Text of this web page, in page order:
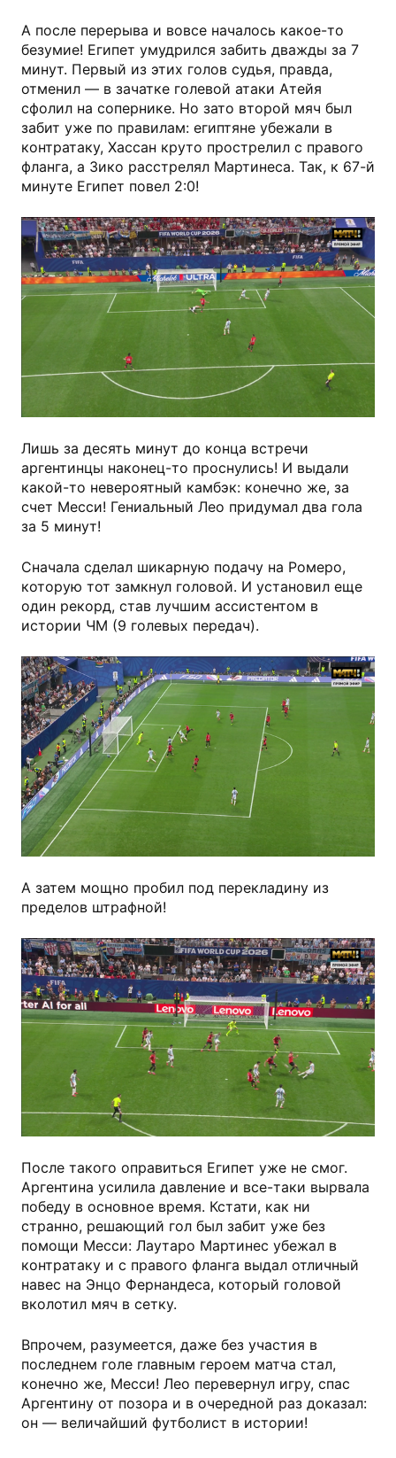
А после перерыва и вовсе началось какое-то
безумие! Египет умудрился забить дважды за 7
минут. Первый из этих голов судья, правда,
отменил — в зачатке голевой атаки Атейя
сфолил на сопернике. Но зато второй мяч был
забит уже по правилам: египтяне убежали в
контратаку, Хассан круто прострелил с правого
фланга, а Зико расстрелял Мартинеса. Так, к 67-й
минуте Египет повел 2:0!
Лишь за десять минут до конца встречи
аргентинцы наконец-то проснулись! И выдали
какой-то невероятный камбэк: конечно же, за
счет Месси! Гениальный Лео придумал два гола
за 5 минут!
Сначала сделал шикарную подачу на Ромеро,
которую тот замкнул головой. И установил еще
один рекорд, став лучшим ассистентом в
истории ЧМ (9 голевых передач).
А затем мощно пробил под перекладину из
пределов штрафной!
После такого оправиться Египет уже не смог.
Аргентина усилила давление и все-таки вырвала
победу в основное время. Кстати, как ни
странно, решающий гол был забит уже без
помощи Месси: Лаутаро Мартинес убежал в
контратаку и с правого фланга выдал отличный
навес на Энцо Фернандеса, который головой
вколотил мяч в сетку.
Впрочем, разумеется, даже без участия в
последнем голе главным героем матча стал,
конечно же, Месси! Лео перевернул игру, спас
Аргентину от позора и в очередной раз доказал:
он — величайший футболист в истории!